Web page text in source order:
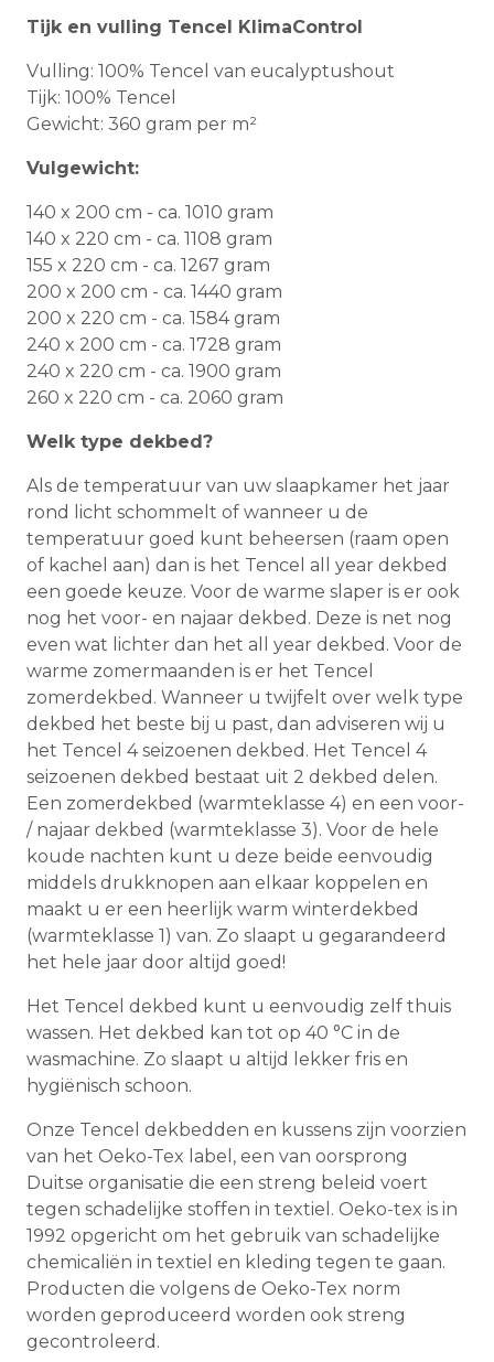
Tijk en vulling Tencel KlimaControl
Vulling: 100% Tencel van eucalyptushout
Tijk: 100% Tencel
Gewicht: 360 gram per m²
Vulgewicht:
140 x 200 cm - ca. 1010 gram
140 x 220 cm - ca. 1108 gram
155 x 220 cm - ca. 1267 gram
200 x 200 cm - ca. 1440 gram
200 x 220 cm - ca. 1584 gram
240 x 200 cm - ca. 1728 gram
240 x 220 cm - ca. 1900 gram
260 x 220 cm - ca. 2060 gram
Welk type dekbed?
Als de temperatuur van uw slaapkamer het jaar
rond licht schommelt of wanneer u de
temperatuur goed kunt beheersen (raam open
of kachel aan) dan is het Tencel all year dekbed
een goede keuze. Voor de warme slaper is er ook
nog het voor- en najaar dekbed. Deze is net nog
even wat lichter dan het all year dekbed. Voor de
warme zomermaanden is er het Tencel
zomerdekbed. Wanneer u twijfelt over welk type
dekbed het beste bij u past, dan adviseren wij u
het Tencel 4 seizoenen dekbed. Het Tencel 4
seizoenen dekbed bestaat uit 2 dekbed delen.
Een zomerdekbed (warmteklasse 4) en een voor-
/ najaar dekbed (warmteklasse 3). Voor de hele
koude nachten kunt u deze beide eenvoudig
middels drukknopen aan elkaar koppelen en
maakt u er een heerlijk warm winterdekbed
(warmteklasse 1) van. Zo slaapt u gegarandeerd
het hele jaar door altijd goed!
Het Tencel dekbed kunt u eenvoudig zelf thuis
wassen. Het dekbed kan tot op 40 °C in de
wasmachine. Zo slaapt u altijd lekker fris en
hygiënisch schoon.
Onze Tencel dekbedden en kussens zijn voorzien
van het Oeko-Tex label, een van oorsprong
Duitse organisatie die een streng beleid voert
tegen schadelijke stoffen in textiel. Oeko-tex is in
1992 opgericht om het gebruik van schadelijke
chemicaliën in textiel en kleding tegen te gaan.
Producten die volgens de Oeko-Tex norm
worden geproduceerd worden ook streng
gecontroleerd.